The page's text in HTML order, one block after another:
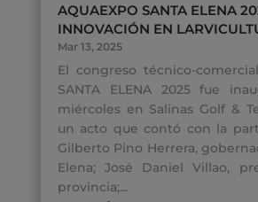
AQUAEXPO SANTA ELENA
INNOVACIÓN EN
Mar 13, 2025
El congreso técnico-comercial
SANTA ELENA 2025 fue
miércoles en Salinas Golf &
un acto que contó con la
Gilberto Pino Herrera,
Elena; José Daniel Villao,
provincia;...